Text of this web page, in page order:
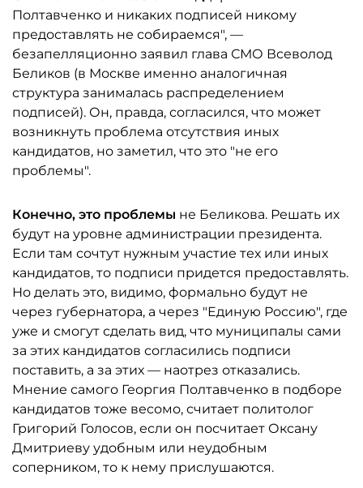
Полтавченко и никаких подписей никому
предоставлять не собираемся", —
безапелляционно заявил глава СМО Всеволод
Беликов (в Москве именно аналогичная
структура занималась распределением
подписей). Он, правда, согласился, что может
возникнуть проблема отсутствия иных
кандидатов, но заметил, что это "не его
проблемы".
Конечно, это проблемы не Беликова. Решать их
будут на уровне администрации президента.
Если там сочтут нужным участие тех или иных
кандидатов, то подписи придется предоставлять.
Но делать это, видимо, формально будут не
через губернатора, а через "Единую Россию", где
уже и смогут сделать вид, что муниципалы сами
за этих кандидатов согласились подписи
поставить, а за этих — наотрез отказались.
Мнение самого Георгия Полтавченко в подборе
кандидатов тоже весомо, считает политолог
Григорий Голосов, если он посчитает Оксану
Дмитриеву удобным или неудобным
соперником, то к нему прислушаются.